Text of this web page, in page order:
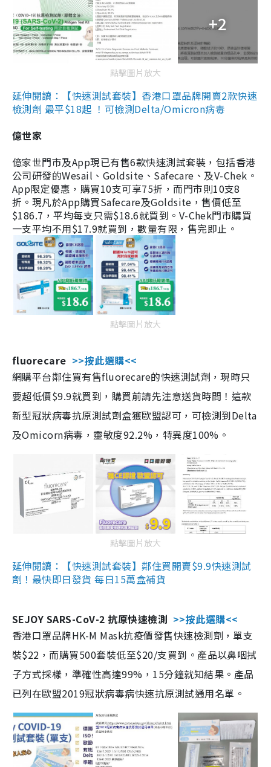
+2
點擊圖片放大
延伸閱讀：【快速測試套裝】香港口罩品牌開賣2款快速
檢測劑 最平$18起 ！可檢測Delta/Omicron病毒
億世家
億家世門市及App現已有售6款快速測試套裝，包括香港
公司研發的Wesail、Goldsite、Safecare、及V-Chek。
App限定優惠，購買10支可享75折，而門市則10支8
折。現凡於App購買Safecare及Goldsite，售價低至
$186.7，平均每支只需$18.6就買到。V-Chek門市購買
一支平均不用$17.9就買到，數量有限，售完即止。
點擊圖片放大
fluorecare >>按此選購<<
網購平台鄰住買有售fluorecare的快速測試劑，現時只
要超低價$9.9就買到，購買前請先注意送貨時間！這款
新型冠狀病毒抗原測試劑盒獲歐盟認可，可檢測到Delta
及Omicorn病毒，靈敏度92.2%，特異度100%。
點擊圖片放大
延伸閱讀：【快速測試套裝】鄰住買開賣$9.9快速測試
劑！最快即日發貨 每日15萬盒補貨
SEJOY SARS-CoV-2 抗原快速檢測 >>按此選購<<
香港口罩品牌HK-M Mask抗疫價發售快速檢測劑，單支
裝$22，而購買500套裝低至$20/支買到。產品以鼻咽拭
子方式採樣，準確性高達99%，15分鐘就知結果。產品
已列在歐盟2019冠狀病毒病快速抗原測試通用名單。